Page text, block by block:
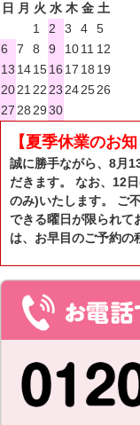
日 月 火 水 木 金 土
1
2 3 4
5
6
7 8 9 1011 12
13 141516 17 18 19
20212223242526
27282930
【夏季休業のお知
誠に勝手ながら、8月
だきます。 なお、12
のみ)いたします。 ご
できる曜日が限られて
は、お早目のご予約の